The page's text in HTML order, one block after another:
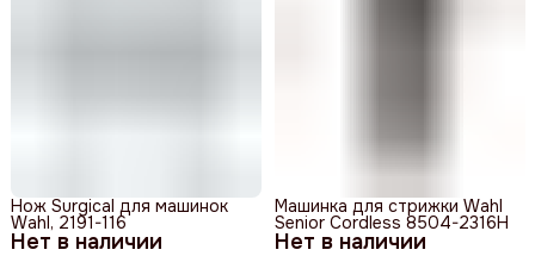
Нет в наличии
Нож Surgical для машинок
Wahl, 2191-116
Нет в наличии
Машинка для стрижки Wahl
Senior Cordless 8504-2316H